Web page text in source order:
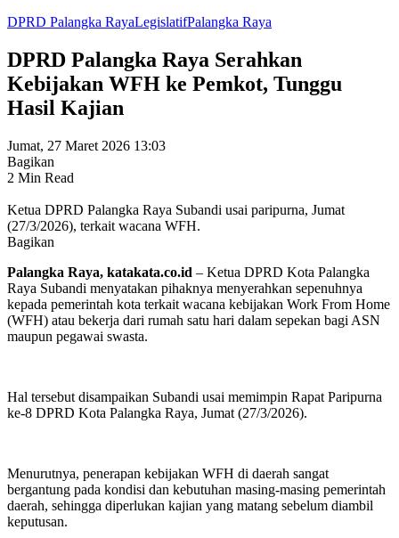
DPRD Palangka RayaLegislatifPalangka Raya
DPRD Palangka Raya Serahkan
Kebijakan WFH ke Pemkot, Tunggu
Hasil Kajian
Jumat, 27 Maret 2026 13:03
Bagikan
2 Min Read
Ketua DPRD Palangka Raya Subandi usai paripurna, Jumat
(27/3/2026), terkait wacana WFH.
Bagikan
Palangka Raya, katakata.co.id – Ketua DPRD Kota Palangka
Raya Subandi menyatakan pihaknya menyerahkan sepenuhnya
kepada pemerintah kota terkait wacana kebijakan Work From Home
(WFH) atau bekerja dari rumah satu hari dalam sepekan bagi ASN
maupun pegawai swasta.
Hal tersebut disampaikan Subandi usai memimpin Rapat Paripurna
ke-8 DPRD Kota Palangka Raya, Jumat (27/3/2026).
Menurutnya, penerapan kebijakan WFH di daerah sangat
bergantung pada kondisi dan kebutuhan masing-masing pemerintah
daerah, sehingga diperlukan kajian yang matang sebelum diambil
keputusan.